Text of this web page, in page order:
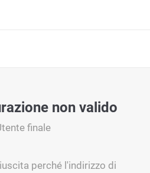
non valido
finale
perché l'indirizzo di